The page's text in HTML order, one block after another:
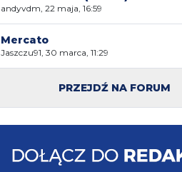
andyvdm, 22 maja, 16:59
Mercato
Jaszczu91, 30 marca, 11:29
PRZEJDŹ NA FORUM